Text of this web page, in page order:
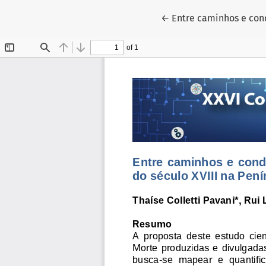
← Voltar aos Detalhes
Entre caminhos e